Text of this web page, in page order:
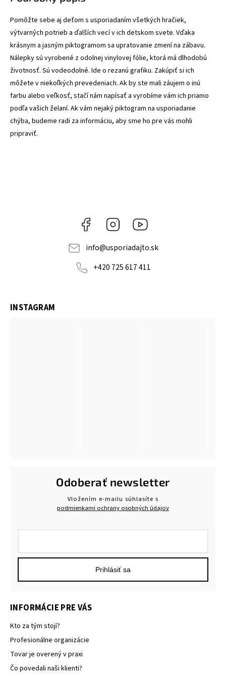
Pomôžte sebe aj deťom s usporiadaním všetkých hračiek,
výtvarných potrieb a ďalších vecí v ich detskom svete. Vďaka
krásnym a jasným piktogramom sa upratovanie zmení na zábavu.
Nálepky sú vyrobené z odolnej vinylovej fólie, ktorá má dlhodobú
životnosť. Sú vodeodolné. Ide o rezanú grafiku. Zakúpiť si ich
môžete v niekoľkých prevedeniach. Ak by ste mali záujem o inú
farbu alebo veľkosť, stačí nám napísať a vyrobíme vám ich priamo
podľa vašich želaní. Ak vám nejaký piktogram na usporiadanie
chýba, budeme radi za informáciu, aby sme ho pre vás mohli
pripraviť.
Facebook Instagram
info@usporiadajto.sk
+420 725 617 411
INSTAGRAM
INFORMÁCIE PRE VÁS
Kto za tým stojí?
Profesionálne organizácie
Tovar je overený v praxi
Čo povedali naši klienti?
Odoberať newsletter
Vložením e-mailu súhlasíte s
podmienkami ochrany osobných údajov
Prihlásiť sa